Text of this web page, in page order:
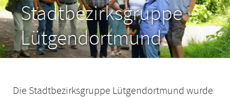
Stadtbezirksgruppe
Lütgendortmund
Die Stadtbezirksgruppe Lütgendortmund wurde